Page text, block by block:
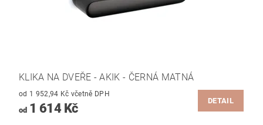
KLIKA NA DVEŘE - AKIK - ČERNÁ MATNÁ
od 1 952,94 Kč včetně DPH
od1 614 Kč
DETAIL